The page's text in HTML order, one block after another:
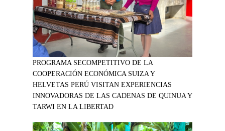
PROGRAMA SECOMPETITIVO DE LA
COOPERACIÓN ECONÓMICA SUIZA Y
HELVETAS PERÚ VISITAN EXPERIENCIAS
INNOVADORAS DE LAS CADENAS DE QUINUA Y
TARWI EN LA LIBERTAD